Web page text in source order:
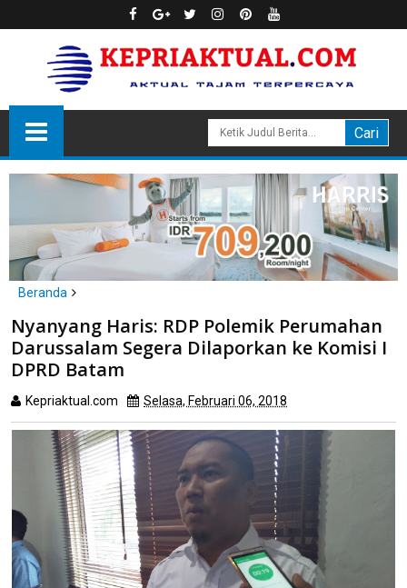
Beranda
Nyanyang Haris: RDP Polemik Perumahan Darussalam Segera
Dilaporkan ke Komisi I DPRD Batam
Nyanyang Haris: RDP Polemik Perumahan
Darussalam Segera Dilaporkan ke Komisi I
DPRD Batam
Kepriaktual.com Selasa, Februari 06, 2018